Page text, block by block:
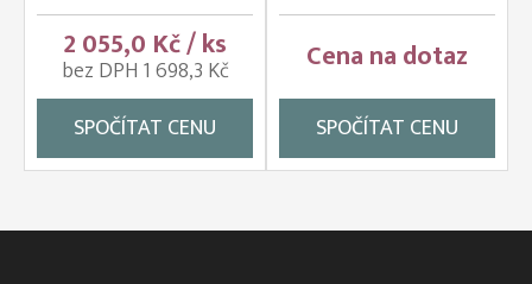
2 055,0 Kč / ks
bez DPH 1 698,3 Kč
SPOČÍTAT CENU
Cena na dotaz
SPOČÍTAT CENU